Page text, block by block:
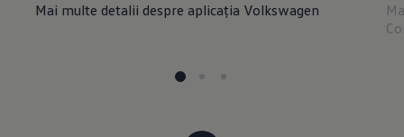
Mai multe detalii despre aplicația Volkswagen